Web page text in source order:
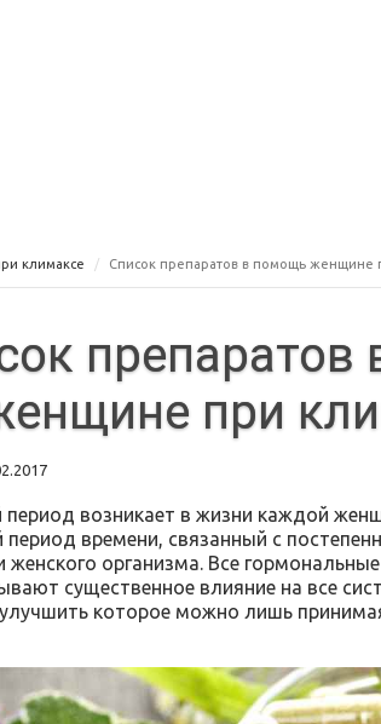
климаксе Список препаратов в помощь женщине
при
период возникает в жизни каждой
времени, связанный с
женского организма. Все
существенное влияние на все
которое можно лишь